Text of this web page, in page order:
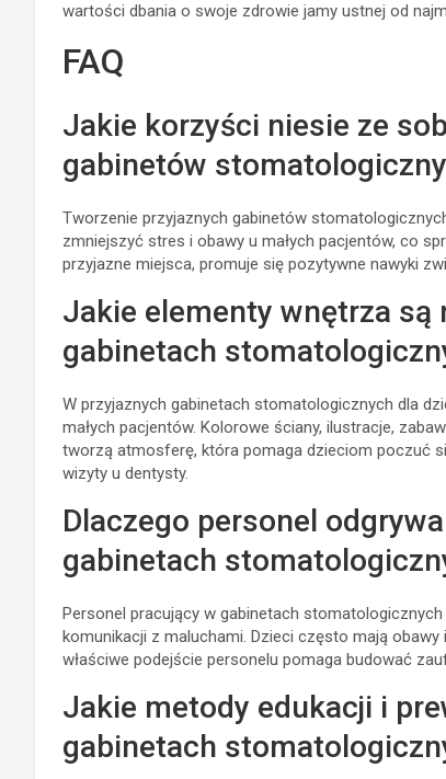
wartości dbania o swoje zdrowie jamy ustnej od
FAQ
Jakie korzyści niesie ze
gabinetów
Tworzenie przyjaznych gabinetów
zmniejszyć stres i obawy u małych pacjentów, co
przyjazne miejsca, promuje się pozytywne nawyki
Jakie elementy wnętrza są
gabinetach
W przyjaznych gabinetach stomatologicznych dla
małych pacjentów. Kolorowe ściany, ilustracje,
tworzą atmosferę, która pomaga dzieciom poczuć
wizyty u dentysty.
Dlaczego personel
gabinetach
Personel pracujący w gabinetach
komunikacji z maluchami. Dzieci często mają
właściwe podejście personelu pomaga budować
Jakie metody edukacji i
gabinetach